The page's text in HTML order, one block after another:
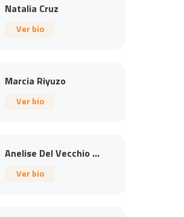
Natalia Cruz
Ver bio
Marcia Riyuzo
Ver bio
Anelise Del Vecchio ...
Ver bio